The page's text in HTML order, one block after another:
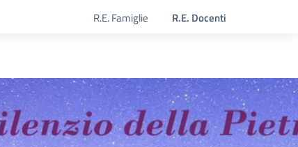
R.E. Famiglie R.E. Docenti